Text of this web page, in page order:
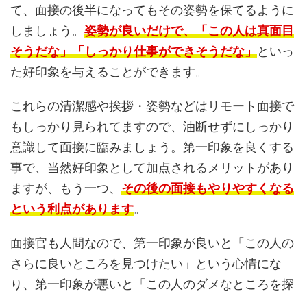
て、面接の後半になってもその姿勢を保てるように
しましょう。 姿勢が良いだけで、「この人は真面目
そうだな」「しっかり仕事ができそうだな」といっ
た好印象を与えることができます。
これらの清潔感や挨拶・姿勢などはリモート面接で
もしっかり見られてますので、油断せずにしっかり
意識して面接に臨みましょう。第一印象を良くする
事で、当然好印象として加点されるメリットがあり
ますが、もう一つ、 その後の面接もやりやすくなる
という利点があります。
面接官も人間なので、第一印象が良いと「この人の
さらに良いところを見つけたい」という心情にな
り、第一印象が悪いと「この人のダメなところを探